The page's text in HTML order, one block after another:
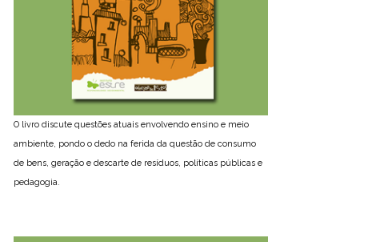
O livro discute questões atuais envolvendo ensino e meio
ambiente, pondo o dedo na ferida da questão de consumo
de bens, geração e descarte de resíduos, políticas públicas e
pedagogia.